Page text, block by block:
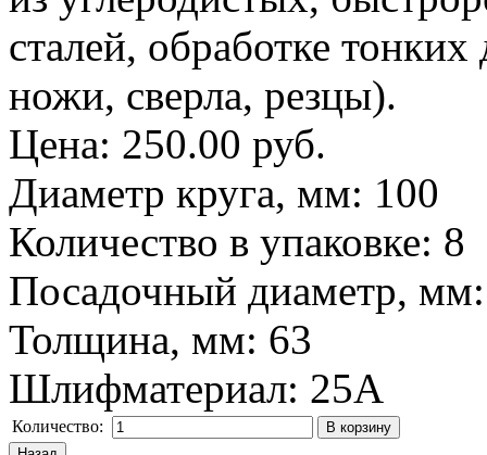
сталей, обработке
ножи, сверла, резцы).
Цена: 250.00 руб.
Диаметр круга, мм: 100
Количество в упаковке: 8
Посадочный диаметр, мм
Толщина, мм: 63
Шлифматериал: 25A
Количество: